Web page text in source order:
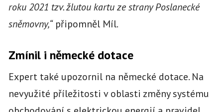
roku 2021 tzv. žlutou kartu ze strany Poslanecké
sněmovny,“připomněl Míl.
Zmínil i německé dotace
Expert také upozornil na německé dotace. Na
nevyužité příležitosti v oblasti změny systému